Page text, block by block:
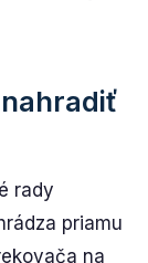
rady
priamu
na